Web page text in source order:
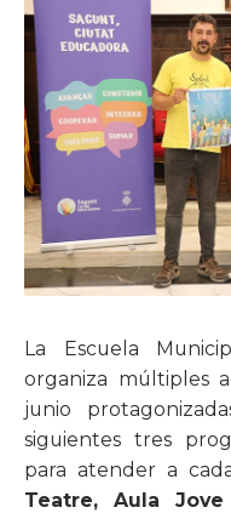
La Escuela
organiza múltiples
junio
siguientes tres
para atender a
Teatre, Aula